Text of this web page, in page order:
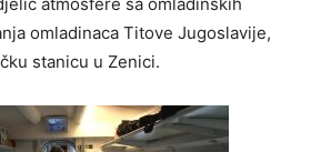
omladinaca Titove Jugoslavije,
stanicu u Zenici.